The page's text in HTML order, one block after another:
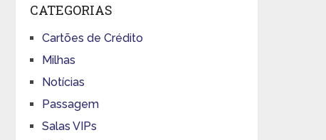
CATEGORIAS
Cartões de Crédito
Milhas
Notícias
Passagem
Salas VIPs